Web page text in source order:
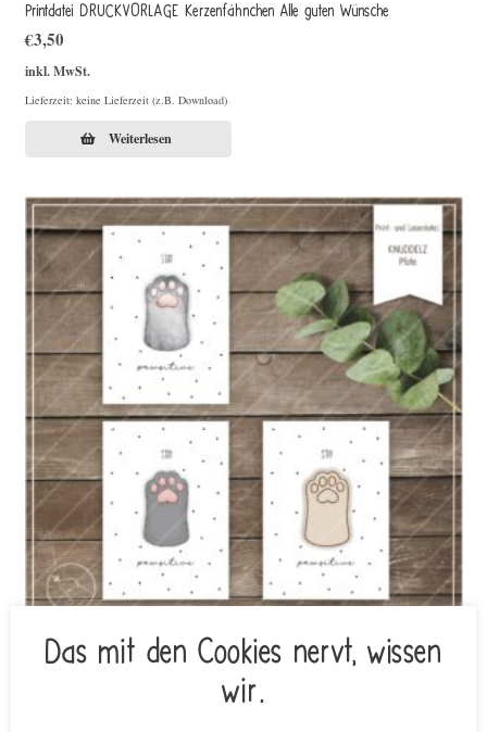
Printdatei DRUCKVORLAGE Kerzenfähnchen Alle guten Wünsche
€3,50
inkl. MwSt.
Lieferzeit: keine Lieferzeit (z.B. Download)
Weiterlesen
Print-/ Laserdatei KNUDDELZ Pfote
Das mit den Cookies nervt, wissen
wir.